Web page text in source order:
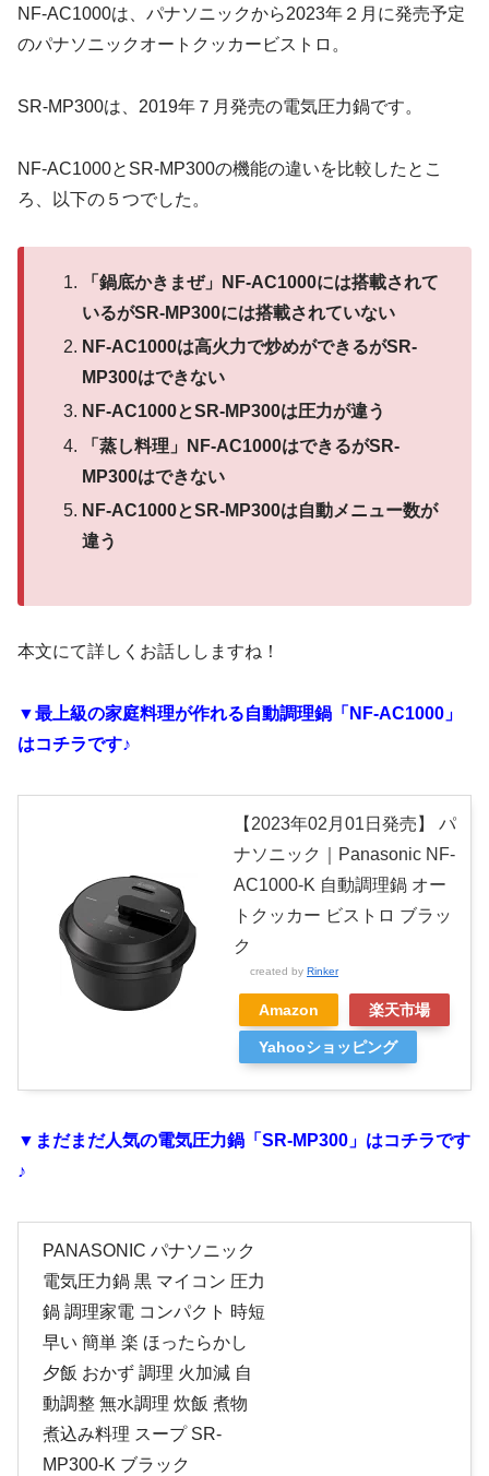
NF-AC1000は、パナソニックから2023年２月に発売予定
のパナソニックオートクッカービストロ。
SR-MP300は、2019年７月発売の電気圧力鍋です。
NF-AC1000とSR-MP300の機能の違いを比較したとこ
ろ、以下の５つでした。
「鍋底かきまぜ」NF-AC1000には搭載されて
いるがSR-MP300には搭載されていない
NF-AC1000は高火力で炒めができるがSR-
MP300はできない
NF-AC1000とSR-MP300は圧力が違う
「蒸し料理」NF-AC1000はできるがSR-
MP300はできない
NF-AC1000とSR-MP300は自動メニュー数が
違う
本文にて詳しくお話ししますね！
▼最上級の家庭料理が作れる自動調理鍋「NF-AC1000」
はコチラです♪
【2023年02月01日発売】 パ
ナソニック｜Panasonic NF-
AC1000-K 自動調理鍋 オー
トクッカー ビストロ ブラッ
ク
created by Rinker
Amazon 楽天市場
Yahooショッピング
▼まだまだ人気の電気圧力鍋「SR-MP300」はコチラです
♪
PANASONIC パナソニック
電気圧力鍋 黒 マイコン 圧力
鍋 調理家電 コンパクト 時短
早い 簡単 楽 ほったらかし
夕飯 おかず 調理 火加減 自
動調整 無水調理 炊飯 煮物
煮込み料理 スープ SR-
MP300-K ブラック